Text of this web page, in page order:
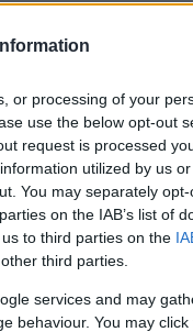
or processing of your
use the below opt-out
request is processed
utilized by us
You may separately
on the IAB’s list of
to third parties on the
third parties.
services and may
behaviour. You may
Privato